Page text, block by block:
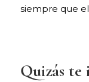
siempre que
Quizás te